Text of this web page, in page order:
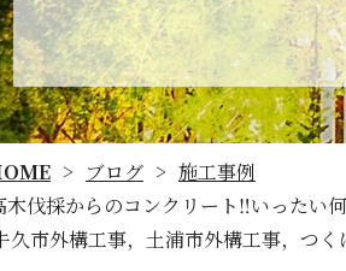
ブログ
施工事例
木伐採からのコンクリート‼️いったい
久市外構工事，土浦市外構工事，つ